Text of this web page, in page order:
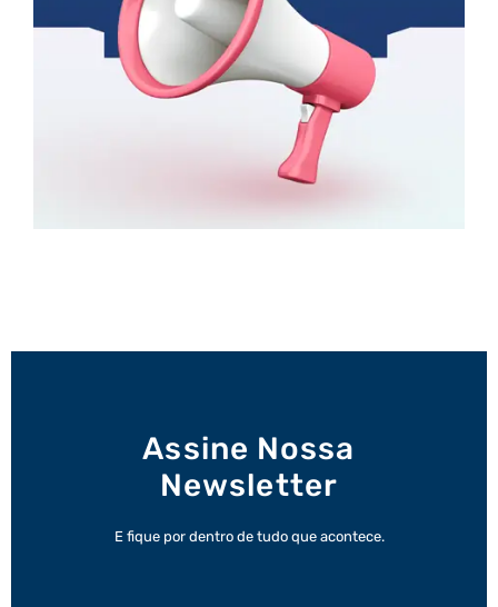
Assine Nossa
Newsletter
E fique por dentro de tudo que acontece.